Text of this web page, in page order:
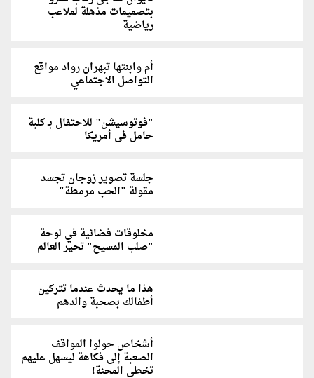
بتصميمات مذهلة لملاعب
رياضية
أم وابنتها تبهران رواد مواقع
التواصل الاجتماعي
"فوتوسيشن" للاحتفال بـ كلبة
حامل فى أمريكا
جلسة تصوير زوجان تجسد
مقولة "الحب مرمطة"
مخلوقات فضائية في لوحة
"صلب المسيح" تحير العالم
هذا ما يحدث عندما تتركين
أطفالك بصحبة والدهم
أشخاص حولوا المواقف
الصعبة إلى فكاهة ليسهل عليهم
تخطي المحنة!